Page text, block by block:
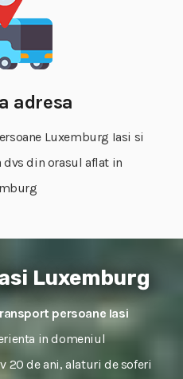
adresa
Luxemburg Iasi si
din orasul aflat in
Luxemburg
persoane Iasi
in domeniul
de ani, alaturi de soferi